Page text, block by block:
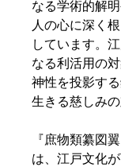
なる学術的解
人の心に深く
しています。
なる利活用の
神性を投影す
生きる慈しみ
『庶物類纂図
は、江戸文化